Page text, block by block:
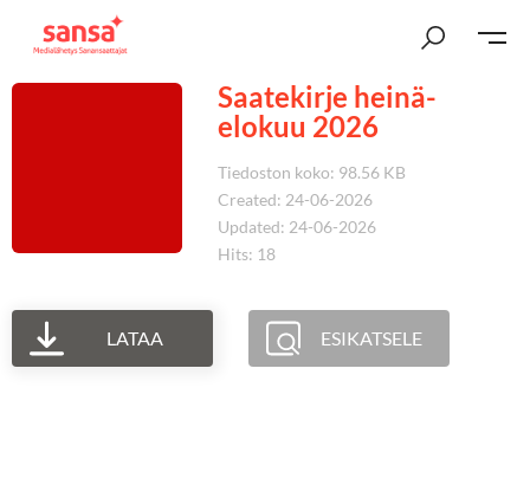
Saatekirje heinä-
elokuu 2026
Tiedoston koko: 98.56 KB
Created: 24-06-2026
Updated: 24-06-2026
Hits: 18
LATAA ESIKATSELE